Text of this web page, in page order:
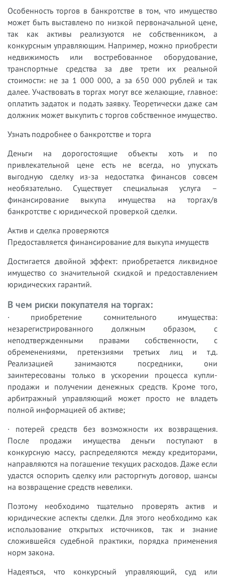
Особенность торгов в банкротстве в том, что имущество
может быть выставлено по низкой первоначальной цене,
так как активы реализуются не собственником, а
конкурсным управляющим. Например, можно приобрести
недвижимость или востребованное оборудование,
транспортные средства за две трети их реальной
стоимости: не за 1 000 000, а за 650 000 рублей и так
далее. Участвовать в торгах могут все желающие, главное:
оплатить задаток и подать заявку. Теоретически даже сам
должник может выкупить с торгов собственное имущество.
Узнать подробнее о банкротстве и торга
Деньги на дорогостоящие объекты хоть и по
привлекательной цене есть не всегда, но упускать
выгодную сделку из-за недостатка финансов совсем
необязательно. Существует специальная услуга –
финансирование выкупа имущества на торгах/в
банкротстве с юридической проверкой сделки.
Актив и сделка проверяются
Предоставляется финансирование для выкупа имуществ
Достигается двойной эффект: приобретается ликвидное
имущество со значительной скидкой и предоставлением
юридических гарантий.
В чем риски покупателя на торгах:
· приобретение сомнительного имущества:
незарегистрированного должным образом, с
неподтвержденными правами собственности, с
обременениями, претензиями третьих лиц и т.д.
Реализацией занимаются посредники, они
заинтересованы только в ускорении процесса купли-
продажи и получении денежных средств. Кроме того,
арбитражный управляющий может просто не владеть
полной информацией об активе;
· потерей средств без возможности их возвращения.
После продажи имущества деньги поступают в
конкурсную массу, распределяются между кредиторами,
направляются на погашение текущих расходов. Даже если
удастся оспорить сделку или расторгнуть договор, шансы
на возвращение средств невелики.
Поэтому необходимо тщательно проверять актив и
юридические аспекты сделки. Для этого необходимо как
использование открытых источников, так и знание
сложившейся судебной практики, порядка применения
норм закона.
Надеяться, что конкурсный управляющий, суд или